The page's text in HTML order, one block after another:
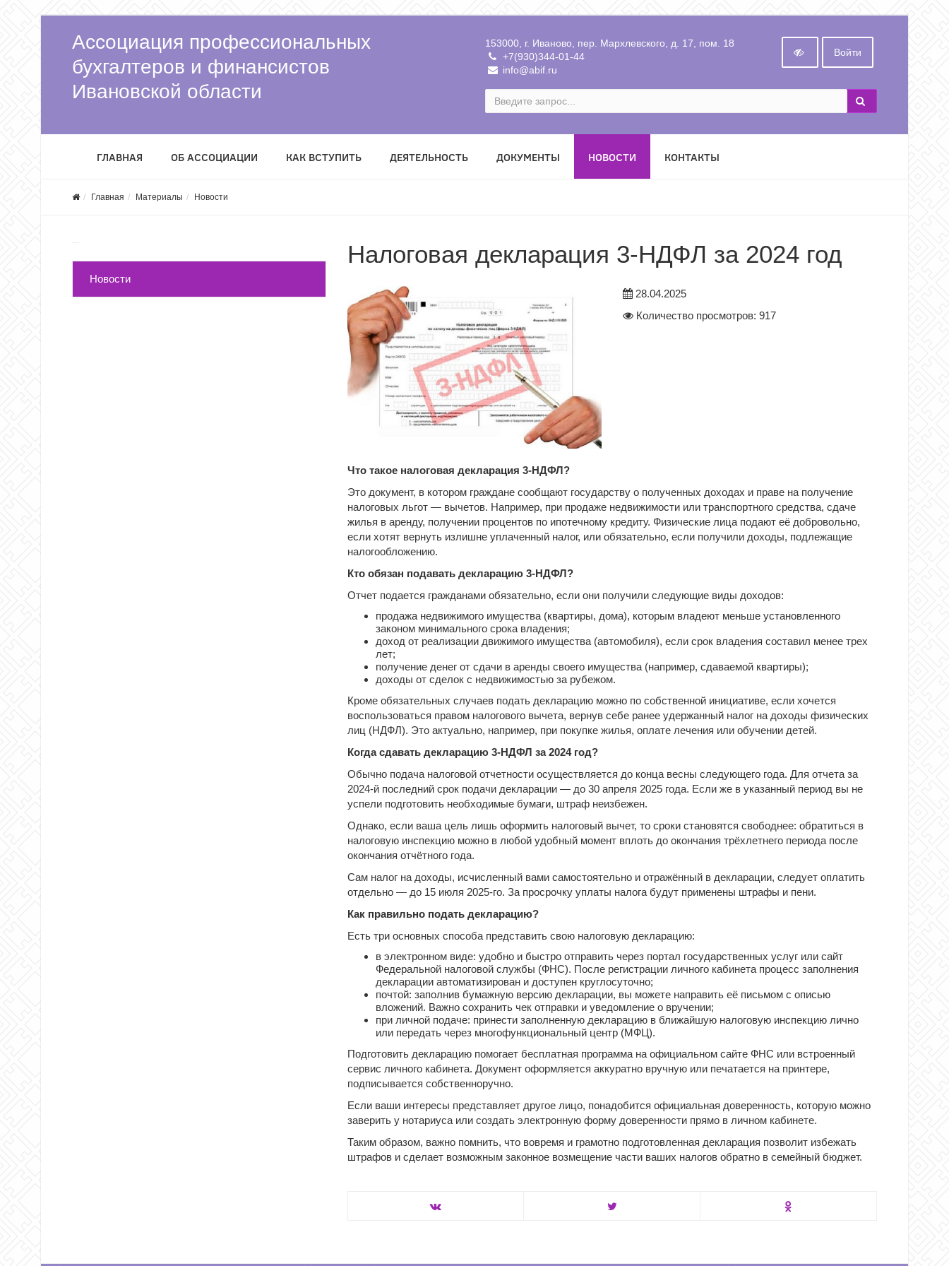
Ассоциация профессиональных
бухгалтеров и финансистов
Ивановской области
153000, г. Иваново, пер. Мархлевского, д. 17, пом. 18
+7(930)344-01-44
info@abif.ru
Войти
ГЛАВНАЯ ОБ АССОЦИАЦИИ КАК ВСТУПИТЬ ДЕЯТЕЛЬНОСТЬ ДОКУМЕНТЫ НОВОСТИ КОНТАКТЫ
Главная Материалы Новости
Новости
Налоговая декларация 3-НДФЛ за 2024 год
28.04.2025
Количество просмотров: 917
Что такое налоговая декларация 3-НДФЛ?
Это документ, в котором граждане сообщают государству о полученных доходах и праве на получение
налоговых льгот — вычетов. Например, при продаже недвижимости или транспортного средства, сдаче
жилья в аренду, получении процентов по ипотечному кредиту. Физические лица подают её добровольно,
если хотят вернуть излишне уплаченный налог, или обязательно, если получили доходы, подлежащие
налогообложению.
Кто обязан подавать декларацию 3-НДФЛ?
Отчет подается гражданами обязательно, если они получили следующие виды доходов:
продажа недвижимого имущества (квартиры, дома), которым владеют меньше установленного
законом минимального срока владения;
доход от реализации движимого имущества (автомобиля), если срок владения составил менее трех
лет;
получение денег от сдачи в аренды своего имущества (например, сдаваемой квартиры);
доходы от сделок с недвижимостью за рубежом.
Кроме обязательных случаев подать декларацию можно по собственной инициативе, если хочется
воспользоваться правом налогового вычета, вернув себе ранее удержанный налог на доходы физических
лиц (НДФЛ). Это актуально, например, при покупке жилья, оплате лечения или обучении детей.
Когда сдавать декларацию 3-НДФЛ за 2024 год?
Обычно подача налоговой отчетности осуществляется до конца весны следующего года. Для отчета за
2024-й последний срок подачи декларации — до 30 апреля 2025 года. Если же в указанный период вы не
успели подготовить необходимые бумаги, штраф неизбежен.
Однако, если ваша цель лишь оформить налоговый вычет, то сроки становятся свободнее: обратиться в
налоговую инспекцию можно в любой удобный момент вплоть до окончания трёхлетнего периода после
окончания отчётного года.
Сам налог на доходы, исчисленный вами самостоятельно и отражённый в декларации, следует оплатить
отдельно — до 15 июля 2025-го. За просрочку уплаты налога будут применены штрафы и пени.
Как правильно подать декларацию?
Есть три основных способа представить свою налоговую декларацию:
в электронном виде: удобно и быстро отправить через портал государственных услуг или сайт
Федеральной налоговой службы (ФНС). После регистрации личного кабинета процесс заполнения
декларации автоматизирован и доступен круглосуточно;
почтой: заполнив бумажную версию декларации, вы можете направить её письмом с описью
вложений. Важно сохранить чек отправки и уведомление о вручении;
при личной подаче: принести заполненную декларацию в ближайшую налоговую инспекцию лично
или передать через многофункциональный центр (МФЦ).
Подготовить декларацию помогает бесплатная программа на официальном сайте ФНС или встроенный
сервис личного кабинета. Документ оформляется аккуратно вручную или печатается на принтере,
подписывается собственноручно.
Если ваши интересы представляет другое лицо, понадобится официальная доверенность, которую можно
заверить у нотариуса или создать электронную форму доверенности прямо в личном кабинете.
Таким образом, важно помнить, что вовремя и грамотно подготовленная декларация позволит избежать
штрафов и сделает возможным законное возмещение части ваших налогов обратно в семейный бюджет.